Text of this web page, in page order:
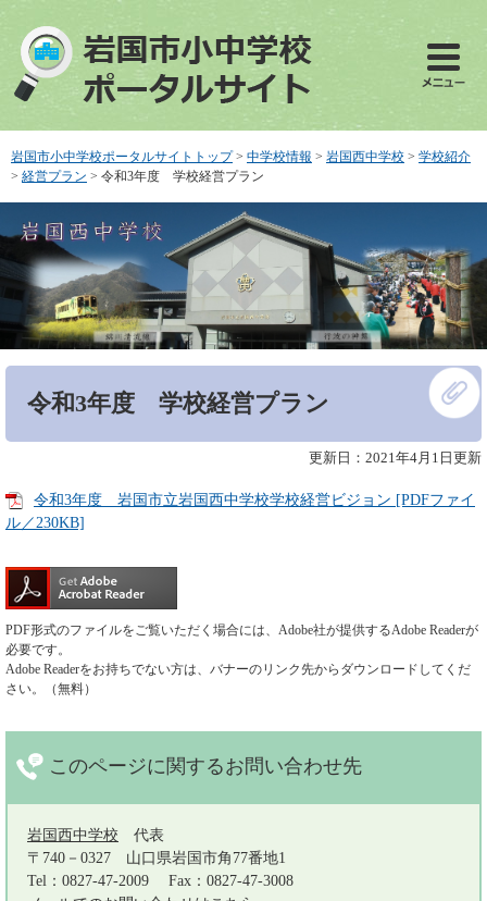
で
す
ば
し
文
へ
岩国市小中学校ポータルサイトトップ > 中学校情報 > 岩国西中学校 > 学校紹介
> 経営プラン > 令和3年度 学校経営プラン
令和3年度 学校経営プラン
更新日：2021年4月1日更新
令和3年度 岩国市立岩国西中学校学校経営ビジョン [PDFファイ
ル／230KB]
PDF形式のファイルをご覧いただく場合には、Adobe社が提供するAdobe Readerが
必要です。
Adobe Readerをお持ちでない方は、バナーのリンク先からダウンロードしてくだ
さい。（無料）
このページに関するお問い合わせ先
岩国西中学校
代表
〒740－0327
山口県岩国市角77番地1
Tel：0827-47-2009
Fax：0827-47-3008